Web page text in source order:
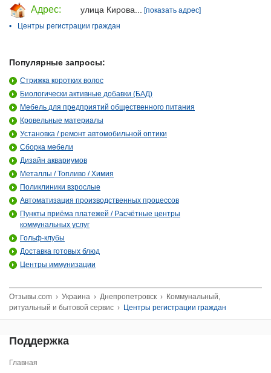
Адрес:
улица Кирова... [показать адрес]
•
Центры регистрации граждан
Популярные запросы:
Стрижка коротких волос
Биологически активные добавки (БАД)
Мебель для предприятий общественного питания
Кровельные материалы
Установка / ремонт автомобильной оптики
Сборка мебели
Дизайн аквариумов
Металлы / Топливо / Химия
Поликлиники взрослые
Автоматизация производственных процессов
Пункты приёма платежей / Расчётные центры
коммунальных услуг
Гольф-клубы
Доставка готовых блюд
Центры иммунизации
Отзывы.com › Украина › Днепропетровск › Коммунальный,
ритуальный и бытовой сервис › Центры регистрации граждан
Поддержка
Главная